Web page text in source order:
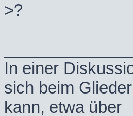
>?
In einer
sich beim
kann, etwa über